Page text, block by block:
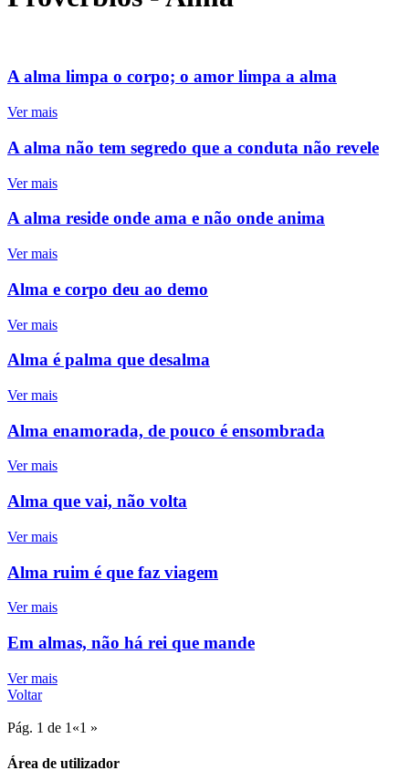
A alma limpa o corpo; o amor limpa a alma
Ver mais
A alma não tem segredo que a conduta não revele
Ver mais
A alma reside onde ama e não onde anima
Ver mais
Alma e corpo deu ao demo
Ver mais
Alma é palma que desalma
Ver mais
Alma enamorada, de pouco é ensombrada
Ver mais
Alma que vai, não volta
Ver mais
Alma ruim é que faz viagem
Ver mais
Em almas, não há rei que mande
Ver mais
Voltar
Pág. 1 de 1 «1 »
Área de utilizador